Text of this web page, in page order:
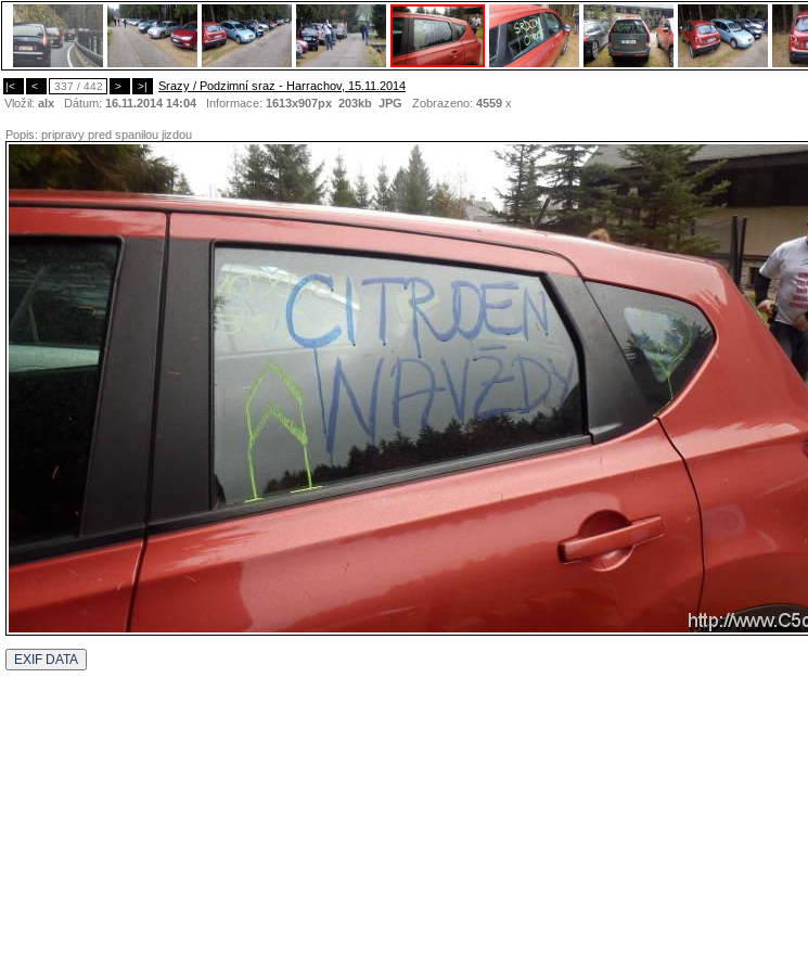
|< < 337 / 442 > >|
Srazy / Podzimní sraz - Harrachov, 15.11.2014
Vložil: alx Dátum: 16.11.2014 14:04 Informace: 1613x907px 203kb JPG Zobrazeno: 4559 x
Popis: pripravy pred spanilou jizdou